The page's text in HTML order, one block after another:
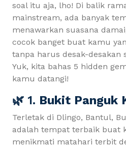
soal itu aja, lho! Di balik
mainstream, ada banyak
menawarkan suasana
cocok banget buat kamu
tanpa harus desak-desakan
Yuk, kita bahas 5 hidden
kamu datangi!
🌿 1. Bukit Panguk
Terletak di Dlingo, Bantul,
adalah tempat terbaik buat
menikmati matahari terbit